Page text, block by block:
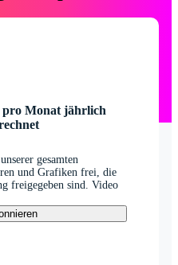
pro Monat jährlich
gesamten
und Grafiken frei, die
freigegeben sind. Video